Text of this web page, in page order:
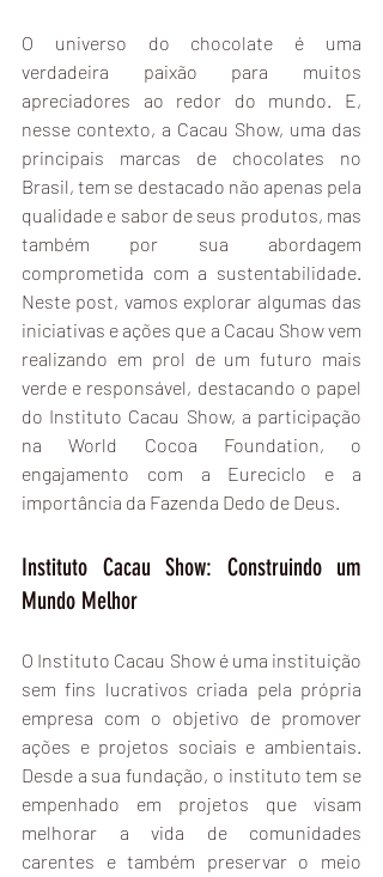
O universo do chocolate é uma
verdadeira paixão para muitos
apreciadores ao redor do mundo. E,
nesse contexto, a Cacau Show, uma das
principais marcas de chocolates no
Brasil, tem se destacado não apenas pela
qualidade e sabor de seus produtos, mas
também por sua abordagem
comprometida com a sustentabilidade.
Neste post, vamos explorar algumas das
iniciativas e ações que a Cacau Show vem
realizando em prol de um futuro mais
verde e responsável, destacando o papel
do Instituto Cacau Show, a participação
na World Cocoa Foundation, o
engajamento com a Eureciclo e a
importância da Fazenda Dedo de Deus.
Instituto Cacau Show: Construindo um
Mundo Melhor
O Instituto Cacau Show é uma instituição
sem fins lucrativos criada pela própria
empresa com o objetivo de promover
ações e projetos sociais e ambientais.
Desde a sua fundação, o instituto tem se
empenhado em projetos que visam
melhorar a vida de comunidades
carentes e também preservar o meio